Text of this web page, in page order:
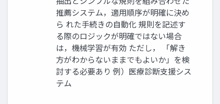
推薦システム，適用順序が明確に決め
ら れた手続きの自動化 規則を記述す
る際のロジックが明確ではない場合
は，機械学習が有効 ただし， 「解き
方がわからないままでもよいか」を検
討する必要あり 例）医療診断支援シス
テム